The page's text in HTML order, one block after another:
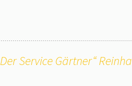
Service Gärtner“